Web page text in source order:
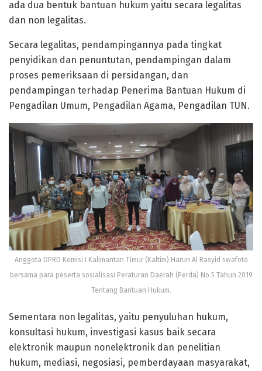
ada dua bentuk bantuan hukum yaitu secara legalitas
dan non legalitas.
Secara legalitas, pendampingannya pada tingkat
penyidikan dan penuntutan, pendampingan dalam
proses pemeriksaan di persidangan, dan
pendampingan terhadap Penerima Bantuan Hukum di
Pengadilan Umum, Pengadilan Agama, Pengadilan TUN.
Anggota DPRD Komisi I Kalimantan Timur (Kaltim) Harun Al Rasyid swafoto
bersama para peserta sosialisasi Peraturan Daerah (Perda) No 5 Tahun 2019
Tentang Bantuan Hukum.
Sementara non legalitas, yaitu penyuluhan hukum,
konsultasi hukum, investigasi kasus baik secara
elektronik maupun nonelektronik dan penelitian
hukum, mediasi, negosiasi, pemberdayaan masyarakat,